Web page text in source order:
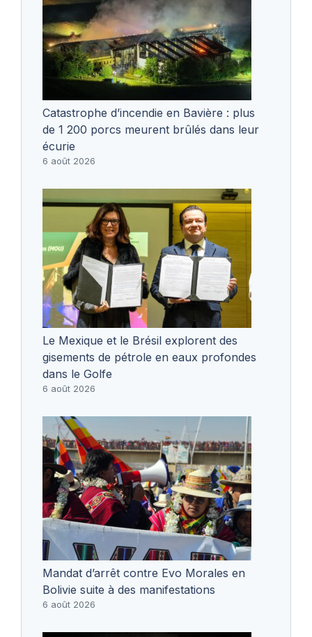
Catastrophe d’incendie en Bavière : plus
de 1 200 porcs meurent brûlés dans leur
écurie
6 août 2026
Le Mexique et le Brésil explorent des
gisements de pétrole en eaux profondes
dans le Golfe
6 août 2026
Mandat d’arrêt contre Evo Morales en
Bolivie suite à des manifestations
6 août 2026